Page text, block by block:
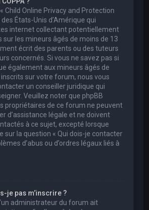
« Child Online Privacy and Protection
États-Unis d’Amérique qui
internet collectant potentiellement
les mineurs âgés de moins de 13
écrit des parents ou des tuteurs
concernés. Si vous ne savez pas si
également aux mineurs âgés de
sur votre forum, nous vous
un conseiller juridique qui
Veuillez noter que phpBB
propriétaires de ce forum ne peuvent
d’assistance légale et ne doivent
à ce sujet, excepté lorsque
sur la question « Qui dois-je contacter
d’abus ou d’ordres légaux liés à
je pas m’inscrire ?
administrateur du forum ait